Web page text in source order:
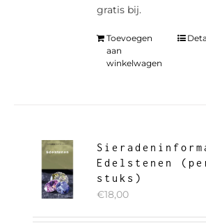
gratis bij.
Toevoegen
aan
winkelwagen
Edelstenen
stuks)
€18,00